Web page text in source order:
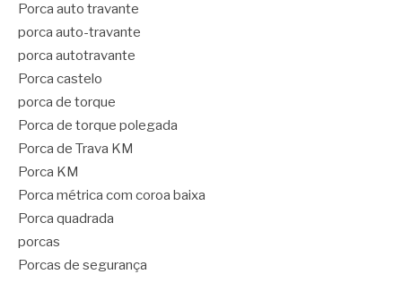
Porca auto travante
porca auto-travante
porca autotravante
Porca castelo
porca de torque
Porca de torque polegada
Porca de Trava KM
Porca KM
Porca métrica com coroa baixa
Porca quadrada
porcas
Porcas de segurança